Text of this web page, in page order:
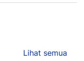
Lihat semua